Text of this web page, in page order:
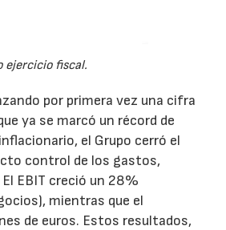
ejercicio fiscal.
por primera vez una cifra
ya se marcó un récord de
el Grupo cerró el
control de los gastos,
EBIT creció un 28%
mientras que el
de euros. Estos resultados,